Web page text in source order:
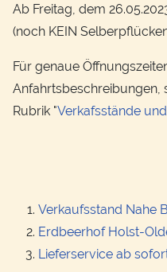
Ab Freitag, dem
(noch KEIN
Für genaue
Anfahrtsbeschreibungen,
Rubrik "Verkafsstände
Verkaufsstand Nahe
Erdbeerhof Holst-
Lieferservice ab